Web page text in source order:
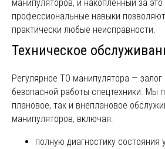
манипуляторов, и накопленный за
профессиональные навыки
практически любые неисправности.
Техническое
Регулярное ТО манипулятора —
безопасной работы спецтехники. Мы
плановое, так и внеплановое
манипуляторов, включая:
полную диагностику состояния
Быстрая консультация